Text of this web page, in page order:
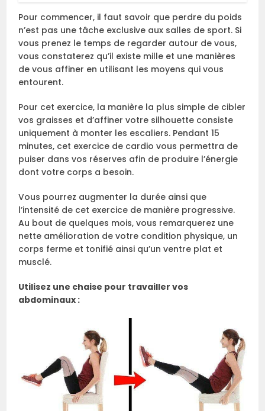
Pour commencer, il faut savoir que perdre du poids
n’est pas une tâche exclusive aux salles de sport. Si
vous prenez le temps de regarder autour de vous,
vous constaterez qu’il existe mille et une manières
de vous affiner en utilisant les moyens qui vous
entourent.
Pour cet exercice, la manière la plus simple de cibler
vos graisses et d’affiner votre silhouette consiste
uniquement à monter les escaliers. Pendant 15
minutes, cet exercice de cardio vous permettra de
puiser dans vos réserves afin de produire l’énergie
dont votre corps a besoin.
Vous pourrez augmenter la durée ainsi que
l’intensité de cet exercice de manière progressive.
Au bout de quelques mois, vous remarquerez une
nette amélioration de votre condition physique, un
corps ferme et tonifié ainsi qu’un ventre plat et
musclé.
Utilisez une chaise pour travailler vos
abdominaux :